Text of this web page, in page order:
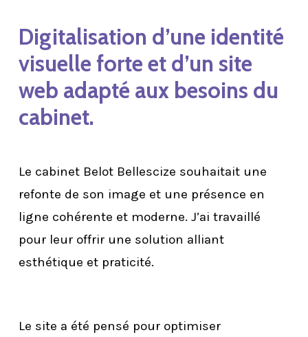
Digitalisation d’une identité
visuelle forte et d’un site
web adapté aux besoins du
cabinet.
Le cabinet Belot Bellescize souhaitait une
refonte de son image et une présence en
ligne cohérente et moderne. J’ai travaillé
pour leur offrir une solution alliant
esthétique et praticité.
Le site a été pensé pour optimiser